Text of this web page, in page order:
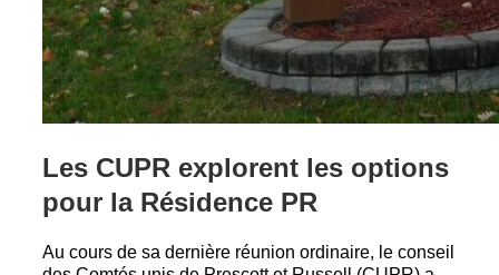
Les CUPR explorent les options
pour la Résidence PR
Au cours de sa dernière réunion ordinaire, le conseil